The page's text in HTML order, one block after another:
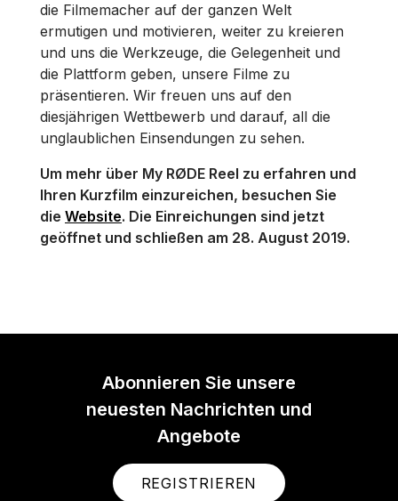
die Filmemacher auf der ganzen Welt
ermutigen und motivieren, weiter zu kreieren
und uns die Werkzeuge, die Gelegenheit und
die Plattform geben, unsere Filme zu
präsentieren. Wir freuen uns auf den
diesjährigen Wettbewerb und darauf, all die
unglaublichen Einsendungen zu sehen.
Um mehr über My RØDE Reel zu erfahren und
Ihren Kurzfilm einzureichen, besuchen Sie
die Website. Die Einreichungen sind jetzt
geöffnet und schließen am 28. August 2019.
Abonnieren Sie unsere
neuesten Nachrichten und
Angebote
REGISTRIEREN